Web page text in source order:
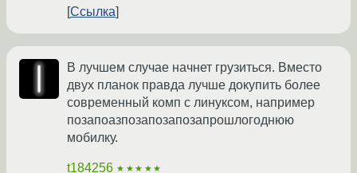
Ссылка
В лучшем случае начнет грузиться. Вместо
двух планок правда лучше докупить более
современный комп с линуксом, например
позапоазпозапозапозапрошлогоднюю
мобилку.
t184256 ★★★★★